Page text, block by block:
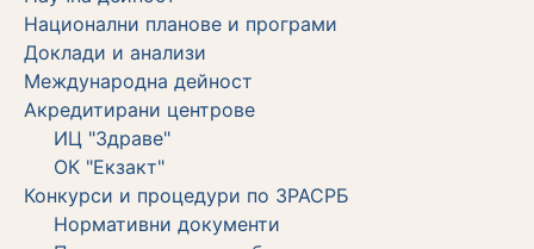
Национални планове и програми
Доклади и анализи
Международна дейност
Акредитирани центрове
ИЦ "Здраве"
ОК "Екзакт"
Конкурси и процедури по ЗРАСРБ
Нормативни документи